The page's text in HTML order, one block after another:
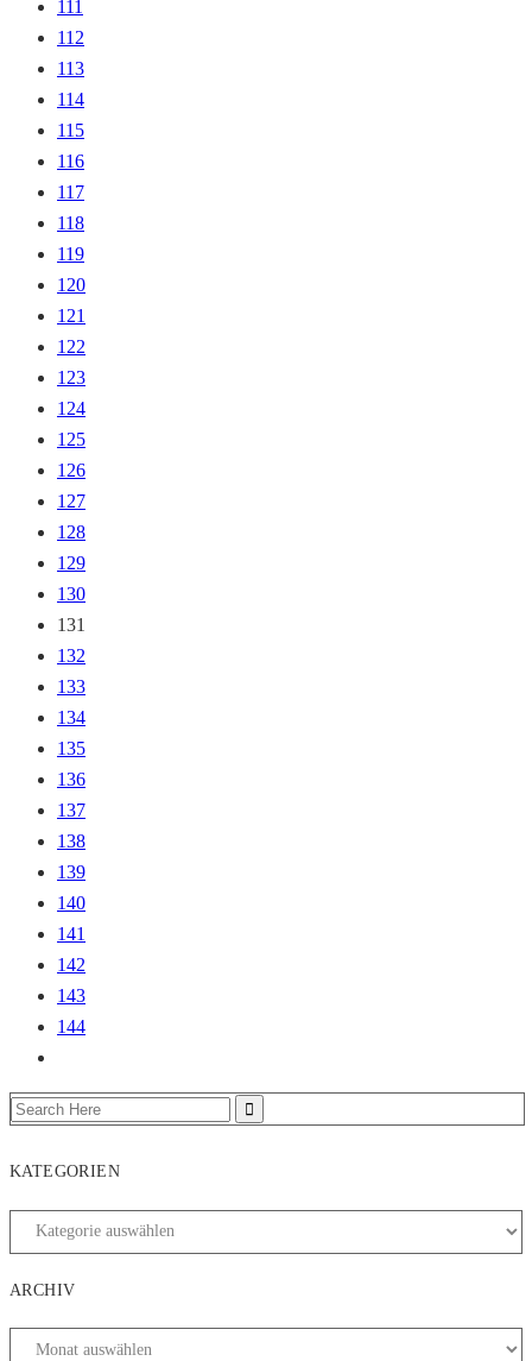
111
112
113
114
115
116
117
118
119
120
121
122
123
124
125
126
127
128
129
130
131
132
133
134
135
136
137
138
139
140
141
142
143
144
KATEGORIEN
ARCHIV